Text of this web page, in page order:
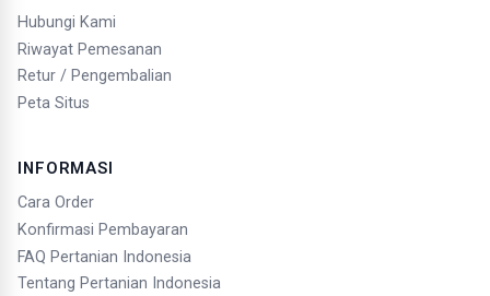
Hubungi Kami
Riwayat Pemesanan
Retur / Pengembalian
Peta Situs
INFORMASI
Cara Order
Konfirmasi Pembayaran
FAQ Pertanian Indonesia
Tentang Pertanian Indonesia